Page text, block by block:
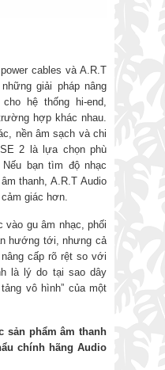
cables và A.R.T
giải pháp nâng
hệ thống hi-end,
hợp khác nhau.
nền âm sạch và chi
2 là lựa chọn phù
bạn tìm độ nhạc
thanh, A.R.T Audio
giác hơn.
vào gu âm nhạc, phối
hướng tới, nhưng cả
cấp rõ rệt so với
là lý do tại sao dây
vô hình” của một
sản phẩm âm thanh
chính hãng Audio